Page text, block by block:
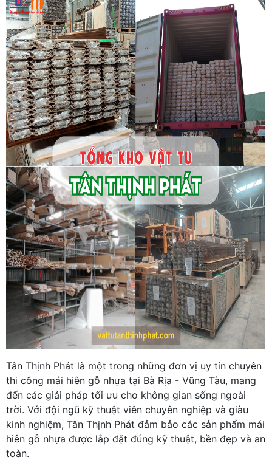
Tân Thịnh Phát là một trong những đơn vị uy tín chuyên
thi công mái hiên gỗ nhựa tại Bà Rịa - Vũng Tàu, mang
đến các giải pháp tối ưu cho không gian sống ngoài
trời. Với đội ngũ kỹ thuật viên chuyên nghiệp và giàu
kinh nghiệm, Tân Thịnh Phát đảm bảo các sản phẩm mái
hiên gỗ nhựa được lắp đặt đúng kỹ thuật, bền đẹp và an
toàn.